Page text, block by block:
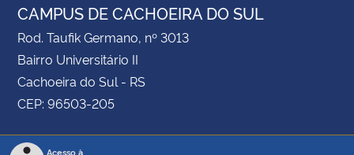
CAMPUS DE CACHOEIRA DO SUL
Rod. Taufik Germano, nº 3013
Bairro Universitário II
Cachoeira do Sul - RS
CEP: 96503-205
Acesso à